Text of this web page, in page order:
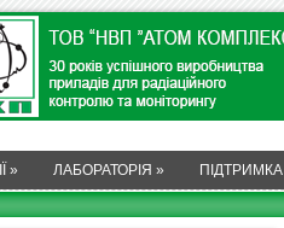
» ЛАБОРАТОРІЯ » ПІДТРИМКА